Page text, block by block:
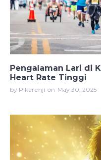
Pengalaman Lari di
Heart Rate Tinggi
by Pikarenji on May 30, 2025